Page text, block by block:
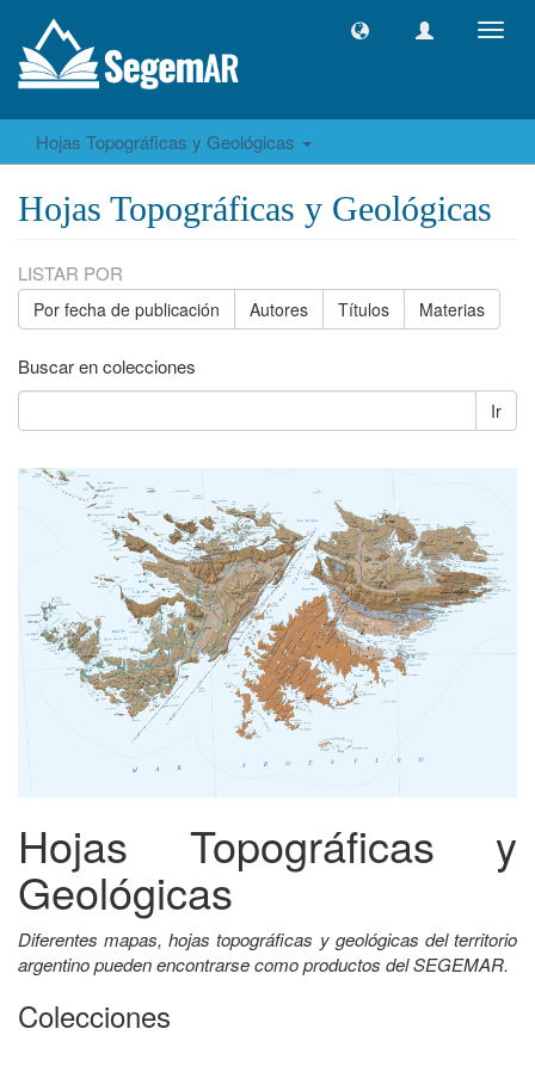
Hojas Topográficas y Geológicas
Hojas Topográficas y Geológicas
LISTAR POR
Por fecha de publicación Autores Títulos Materias
Buscar en colecciones
Ir
Hojas Topográficas y
Geológicas
Diferentes mapas, hojas topográficas y geológicas del territorio
argentino pueden encontrarse como productos del SEGEMAR.
Colecciones